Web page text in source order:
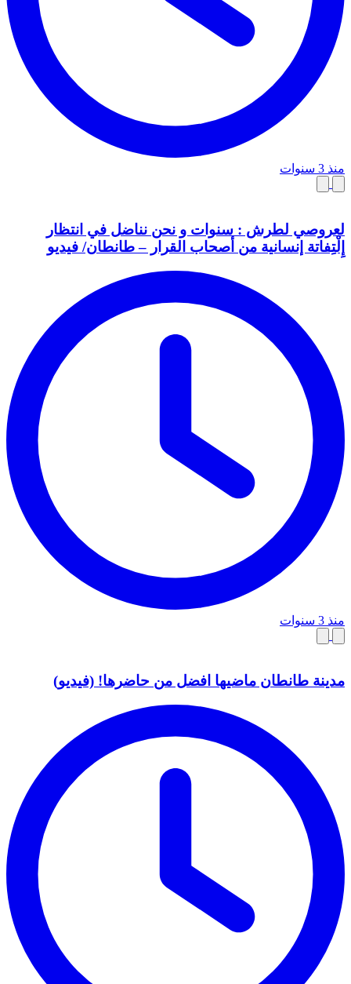
منذ 3 سنوات
لعروصي لطرش : سنوات و نحن نناضل في انتظار
إِلْتِفاتة إنسانية من أصحاب القرار – طانطان/ فيديو
منذ 3 سنوات
مدينة طانطان ماضيها افضل من حاضرها! (فيديو)